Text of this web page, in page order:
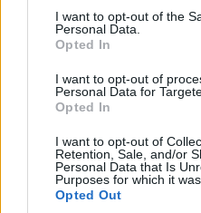
consent section.
I want to opt-out of the
Personal Data.
Opted In
I want to opt-out of
Personal Data for
Opted In
I want to opt-out of
Retention, Sale, and/or
Personal Data that Is
Purposes for which it
Opted Out